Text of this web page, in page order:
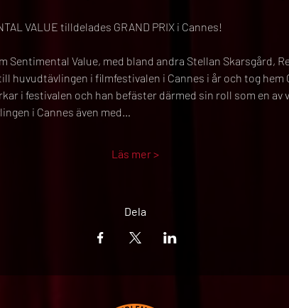
VALUE tilldelades GRAND PRIX i Cannes!
Value, med bland andra Stellan Skarsgård,
huvudtävlingen i filmfestivalen i Cannes i år och tog hem
i festivalen och han befäster därmed sin roll som en
i Cannes även med…
Läs mer >
Dela